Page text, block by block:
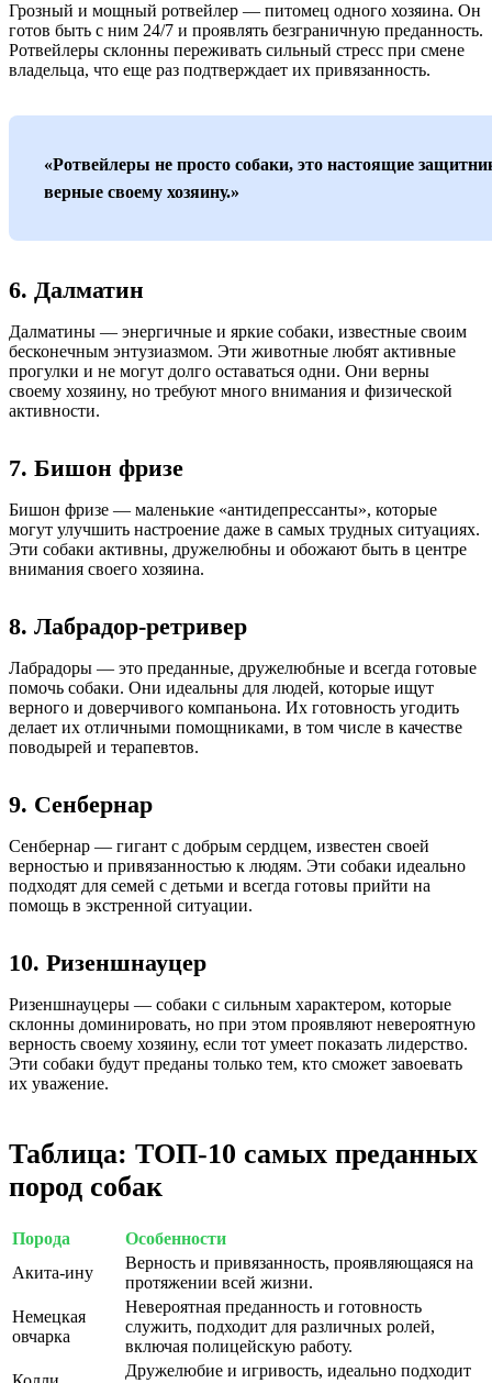
Грозный и мощный ротвейлер — питомец одного хозяина. Он
готов быть с ним 24/7 и проявлять безграничную преданность.
Ротвейлеры склонны переживать сильный стресс при смене
владельца, что еще раз подтверждает их привязанность.
«Ротвейлеры не просто собаки, это настоящие
верные своему хозяину.»
6. Далматин
Далматины — энергичные и яркие собаки, известные своим
бесконечным энтузиазмом. Эти животные любят активные
прогулки и не могут долго оставаться одни. Они верны
своему хозяину, но требуют много внимания и физической
активности.
7. Бишон фризе
Бишон фризе — маленькие «антидепрессанты», которые
могут улучшить настроение даже в самых трудных ситуациях.
Эти собаки активны, дружелюбны и обожают быть в центре
внимания своего хозяина.
8. Лабрадор-ретривер
Лабрадоры — это преданные, дружелюбные и всегда готовые
помочь собаки. Они идеальны для людей, которые ищут
верного и доверчивого компаньона. Их готовность угодить
делает их отличными помощниками, в том числе в качестве
поводырей и терапевтов.
9. Сенбернар
Сенбернар — гигант с добрым сердцем, известен своей
верностью и привязанностью к людям. Эти собаки идеально
подходят для семей с детьми и всегда готовы прийти на
помощь в экстренной ситуации.
10. Ризеншнауцер
Ризеншнауцеры — собаки с сильным характером, которые
склонны доминировать, но при этом проявляют невероятную
верность своему хозяину, если тот умеет показать лидерство.
Эти собаки будут преданы только тем, кто сможет завоевать
их уважение.
Таблица: ТОП-10 самых преданных
пород собак
Порода
Особенности
Акита-ину
Верность и привязанность, проявляющаяся на
протяжении всей жизни.
Немецкая
овчарка
Невероятная преданность и готовность
служить, подходит для различных ролей,
включая полицейскую работу.
Дружелюбие и игривость, идеально подходит